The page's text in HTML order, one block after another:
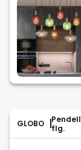
GLOBO
flg.